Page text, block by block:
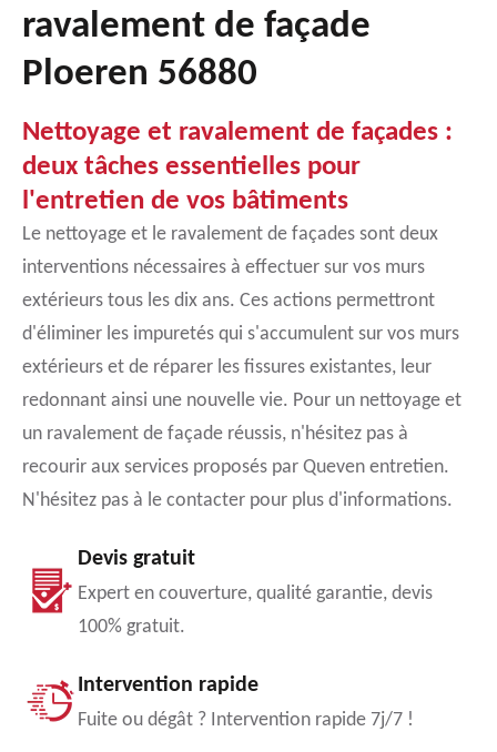
ravalement de façade
Ploeren 56880
Nettoyage et ravalement de façades :
deux tâches essentielles pour
l'entretien de vos bâtiments
Le nettoyage et le ravalement de façades sont deux
interventions nécessaires à effectuer sur vos murs
extérieurs tous les dix ans. Ces actions permettront
d'éliminer les impuretés qui s'accumulent sur vos murs
extérieurs et de réparer les fissures existantes, leur
redonnant ainsi une nouvelle vie. Pour un nettoyage et
un ravalement de façade réussis, n'hésitez pas à
recourir aux services proposés par Queven entretien.
N'hésitez pas à le contacter pour plus d'informations.
Devis gratuit
Expert en couverture, qualité garantie, devis
100% gratuit.
Intervention rapide
Fuite ou dégât ? Intervention rapide 7j/7 !